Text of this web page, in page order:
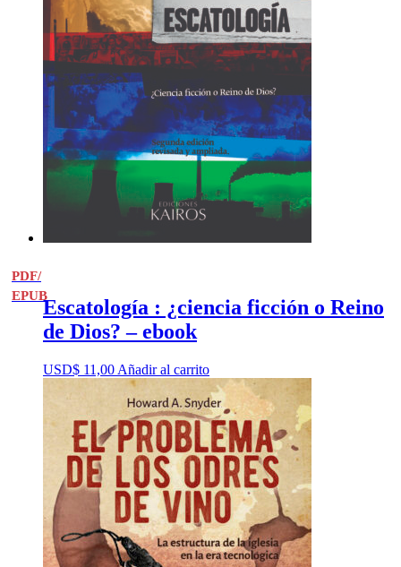
PDF/
EPUBEscatología : ¿ciencia ficción o Reino
de Dios? – ebook
USD$ 11,00 Añadir al carrito